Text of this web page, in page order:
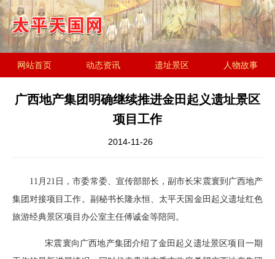
网站首页 动态资讯 遗址景区 人物故事
广西地产集团明确继续推进金田起义遗址景区
项目工作
2014-11-26
11月21日，市委常委、宣传部部长，副市长宋震寰到广西地产
集团对接项目工作。副秘书长隆永恒、太平天国金田起义遗址红色
旅游经典景区项目办公室主任傅诚金等陪同。
宋震寰向广西地产集团介绍了金田起义遗址景区项目一期